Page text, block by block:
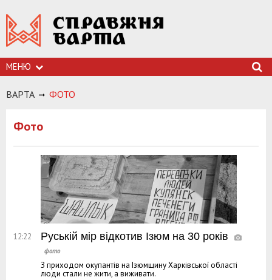
МЕНЮ
ВАРТА ФОТО
Фото
12:22 Руській мір відкотив Ізюм на 30 років
З приходом окупантів на Ізюмщину Харківської області
люди стали не жити, а виживати.